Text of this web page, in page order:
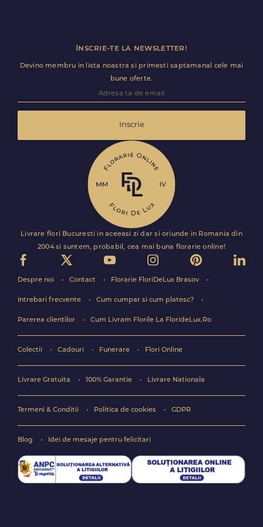
Inscrie-te la newsletter!
Devino membru in lista noastra si primesti saptamanal cele mai
bune oferte.
Inscrie
Livrare flori Bucuresti in aceeasi zi dar si oriunde in Romania din
2004 si suntem, probabil, cea mai buna florarie online!
Despre noi Contact Florarie FloriDeLux Brasov
Intrebari frecvente Cum cumpar si cum platesc?
Parerea clientilor Cum Livram Florile La FlorideLux.Ro
Colectii Cadouri Funerare Flori Online
Livrare Gratuita 100% Garantie Livrare Nationala
Termeni & Conditii Politica de cookies GDPR
Blog Idei de mesaje pentru felicitari